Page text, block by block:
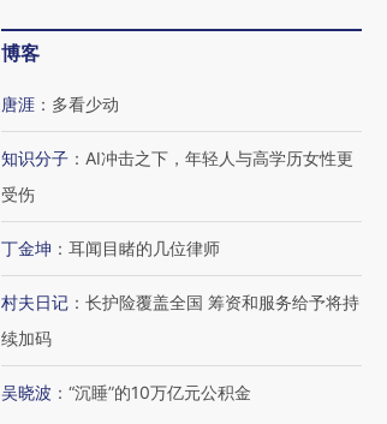
博客
唐涯 ： 多看少动
知识分子 ： AI冲击之下，年轻人与高学历女性更
受伤
丁金坤 ： 耳闻目睹的几位律师
村夫日记 ： 长护险覆盖全国 筹资和服务给予将持
续加码
吴晓波 ： “沉睡”的10万亿元公积金